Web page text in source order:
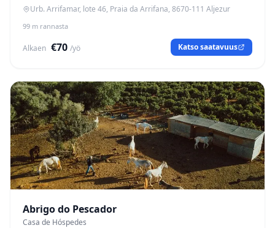
Urb. Arrifamar, lote 46, Praia da Arrifana, 8670-111 Aljezur
99 m rannasta
Alkaen €70 /yö Katso saatavuus
Abrigo do Pescador
Casa de Hóspedes